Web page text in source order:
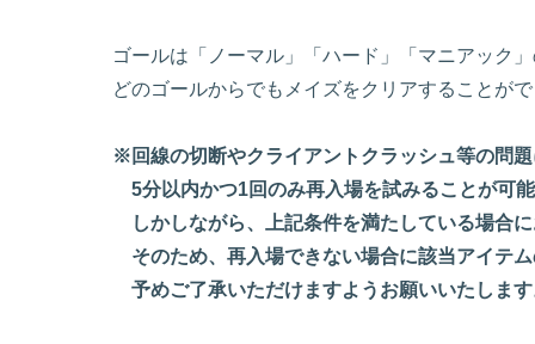
ゴールは「ノーマル」「ハード」「マニアック
どのゴールからでもメイズをクリアすることが
※回線の切断やクライアントクラッシュ等の問
5分以内かつ1回のみ再入場を試みることが可
しかしながら、上記条件を満たしている場合
そのため、再入場できない場合に該当アイテ
予めご了承いただけますようお願いいたしま